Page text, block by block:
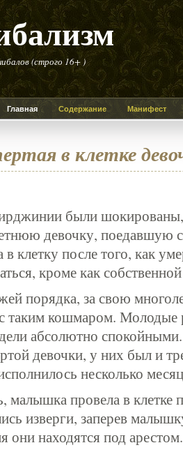
(строго 16+ )
Главная Содержание Манифест
в клетке
были
девочку, поедавшую
в клетку после того, как
кроме как
порядка, за свою
с таким кошмаром. Молодые
абсолютно
девочки, у них был и
несколько
малышка провела в клетке
изверги, заперев
они находятся под